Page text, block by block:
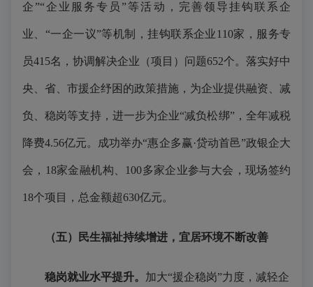
企”“企业服务专员”等活动，完善领导挂钩联系企
业、“一企一议”等机制，挂钩联系企业110家，服务专
员415名，协调解决企业（项目）问题652个。落实好中
央、省、市援企纾困的政策措施，为企业提供融资、减
负、稳岗等支持，进一步为企业“减负松绑”，全年减税
降费4.56亿元。成功举办“惠企多赢·贷动首邑”政银企大
会，18家金融机构、100多家企业参与大会，现场签约
18个项目，总金额超630亿元。
（五）民生福祉持续增进，宜居环境不断改善
稳岗就业水平提升。 加大“援企稳岗”力度，减轻企